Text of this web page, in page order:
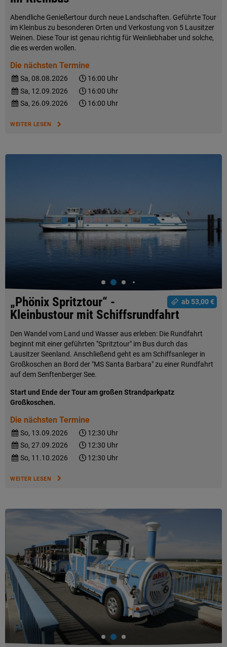
Abendliche Genießertour durch neue Landschaften. Geführte Tour
im Kleinbus zu besonderen Orten und Verkostung von 5 Lausitzer
Weinen. Diese Tour ist genau richtig für Weinliebhaber und solche,
die es werden wollen.
Die nächsten Termine
Sa, 08.08.2026
16:00 Uhr
Sa, 12.09.2026
16:00 Uhr
Sa, 26.09.2026
16:00 Uhr
WEITER LESEN
ab 53,00 €
„Phönix Spritztour“ -
Kleinbustour mit Schiffsrundfahrt
Den Wandel vom Land und Wasser aus erleben: Die Rundfahrt
beginnt mit einer geführten "Spritztour" im Bus durch das
Lausitzer Seenland. Anschließend geht es am Schiffsanleger in
Großkoschen an Bord der "MS Santa Barbara" zu einer Rundfahrt
auf dem Senftenberger See.
Start und Ende der Tour am großen Strandparkpatz
Großkoschen.
Die nächsten Termine
So, 13.09.2026
12:30 Uhr
So, 27.09.2026
12:30 Uhr
So, 11.10.2026
12:30 Uhr
WEITER LESEN